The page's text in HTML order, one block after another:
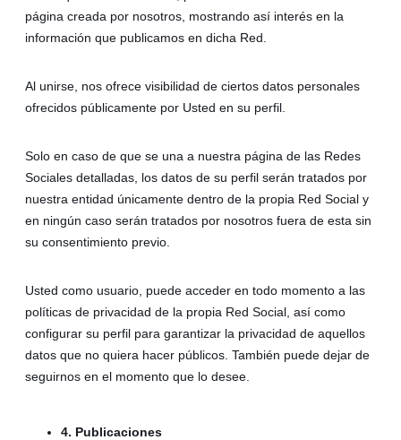
página creada por nosotros, mostrando así interés en la
información que publicamos en dicha Red.
Al unirse, nos ofrece visibilidad de ciertos datos personales
ofrecidos públicamente por Usted en su perfil.
Solo en caso de que se una a nuestra página de las Redes
Sociales detalladas, los datos de su perfil serán tratados por
nuestra entidad únicamente dentro de la propia Red Social y
en ningún caso serán tratados por nosotros fuera de esta sin
su consentimiento previo.
Usted como usuario, puede acceder en todo momento a las
políticas de privacidad de la propia Red Social, así como
configurar su perfil para garantizar la privacidad de aquellos
datos que no quiera hacer públicos. También puede dejar de
seguirnos en el momento que lo desee.
4. Publicaciones